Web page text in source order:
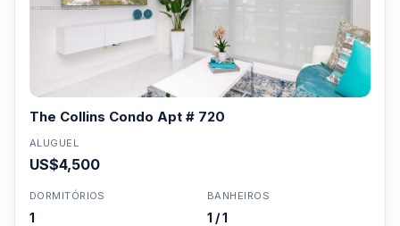
The Collins Condo Apt # 720
ALUGUEL
US$4,500
DORMITÓRIOS
1
BANHEIROS
1 / 1